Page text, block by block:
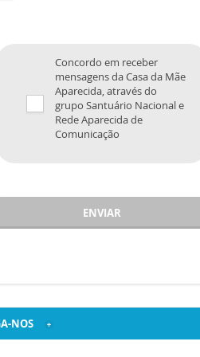
Concordo em receber
mensagens da Casa da Mãe
Aparecida, através do
grupo Santuário Nacional e
Rede Aparecida de
Comunicação
ENVIAR
NOS